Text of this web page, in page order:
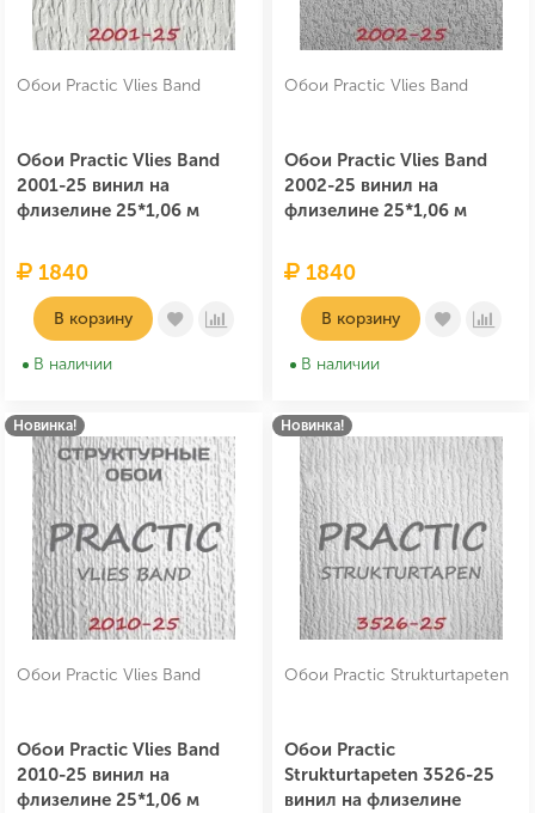
Обои Practic Vlies Band
Обои Practic Vlies Band
2001-25 винил на
флизелине 25*1,06 м
1840
В корзину
В наличии
Обои Practic Vlies Band
Обои Practic Vlies Band
2002-25 винил на
флизелине 25*1,06 м
1840
В корзину
В наличии
Новинка!
Обои Practic Vlies Band
Обои Practic Vlies Band
2010-25 винил на
флизелине 25*1,06 м
Новинка!
Обои Practic Strukturtapeten
Обои Practic
Strukturtapeten 3526-25
винил на флизелине